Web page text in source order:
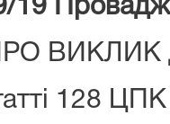
19
ВИКЛИК
128 ЦПК